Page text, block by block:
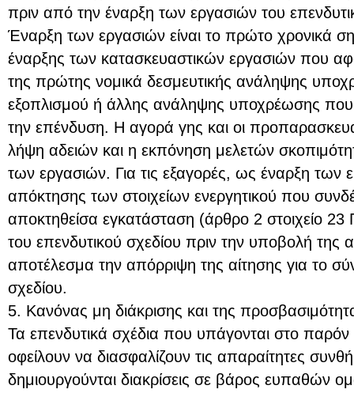
πριν από την έναρξη των εργασιών του
Έναρξη των εργασιών είναι το πρώτο χρονικά
έναρξης των κατασκευαστικών εργασιών που
της πρώτης νομικά δεσμευτικής ανάληψης
εξοπλισμού ή άλλης ανάληψης υποχρέωσης που
την επένδυση. Η αγορά γης και οι
λήψη αδειών και η εκπόνηση μελετών
των εργασιών. Για τις εξαγορές, ως έναρξη των
απόκτησης των στοιχείων ενεργητικού που
αποκτηθείσα εγκατάσταση (άρθρο 2 στοιχείο
του επενδυτικού σχεδίου πριν την υποβολή της
αποτέλεσμα την απόρριψη της αίτησης για το
σχεδίου.
5. Κανόνας μη διάκρισης και της
Τα επενδυτικά σχέδια που υπάγονται στο
οφείλουν να διασφαλίζουν τις απαραίτητες
δημιουργούνται διακρίσεις σε βάρος ευπαθών